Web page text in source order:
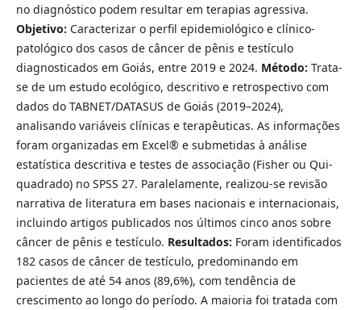
no diagnóstico podem resultar em terapias agressiva.
Objetivo: Caracterizar o perfil epidemiológico e clínico-
patológico dos casos de câncer de pênis e testículo
diagnosticados em Goiás, entre 2019 e 2024. Método: Trata-
se de um estudo ecológico, descritivo e retrospectivo com
dados do TABNET/DATASUS de Goiás (2019–2024),
analisando variáveis clínicas e terapêuticas. As informações
foram organizadas em Excel® e submetidas à análise
estatística descritiva e testes de associação (Fisher ou Qui-
quadrado) no SPSS 27. Paralelamente, realizou-se revisão
narrativa de literatura em bases nacionais e internacionais,
incluindo artigos publicados nos últimos cinco anos sobre
câncer de pênis e testículo. Resultados: Foram identificados
182 casos de câncer de testículo, predominando em
pacientes de até 54 anos (89,6%), com tendência de
crescimento ao longo do período. A maioria foi tratada com